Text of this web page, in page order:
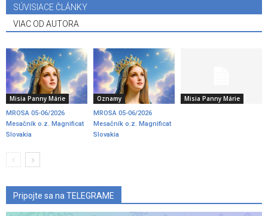
SÚVISIACE ČLÁNKY
VIAC OD AUTORA
Misia Panny Márie
MROSA 05-06/2026
Mesačník o.z. Magnificat
Slovakia
Oznamy
MROSA 05-06/2026
Mesačník o.z. Magnificat
Slovakia
Misia Panny Márie
Pripojte sa na TELEGRAME